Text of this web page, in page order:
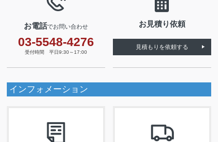
お電話でお問い合わせ
03-5548-4276
受付時間 平日9:30～17:00
お見積り依頼
見積もりを依頼する
インフォメーション